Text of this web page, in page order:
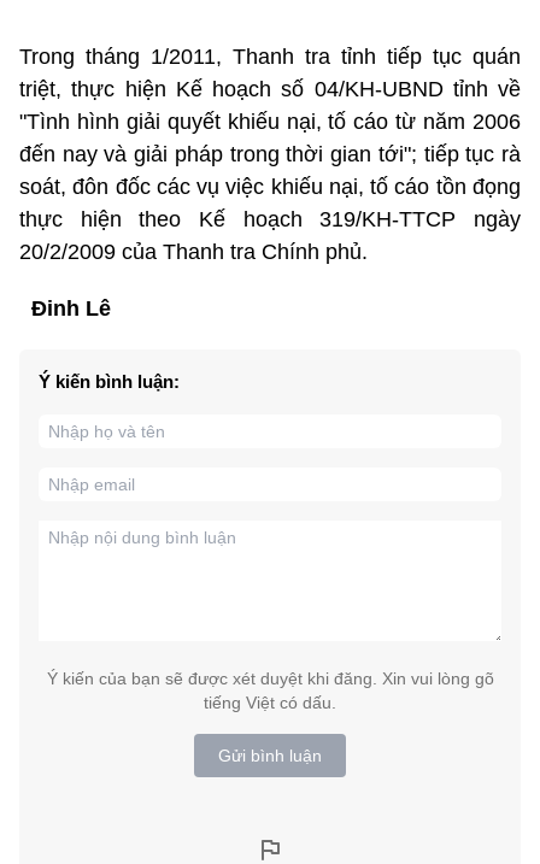
Trong tháng 1/2011, Thanh tra tỉnh tiếp tục quán
triệt, thực hiện Kế hoạch số 04/KH-UBND tỉnh về
"Tình hình giải quyết khiếu nại, tố cáo từ năm 2006
đến nay và giải pháp trong thời gian tới"; tiếp tục rà
soát, đôn đốc các vụ việc khiếu nại, tố cáo tồn đọng
thực hiện theo Kế hoạch 319/KH-TTCP ngày
20/2/2009 của Thanh tra Chính phủ.
Đinh Lê
Ý kiến bình luận:
Ý kiến của bạn sẽ được xét duyệt khi đăng. Xin vui lòng gõ
tiếng Việt có dấu.
Gửi bình luận